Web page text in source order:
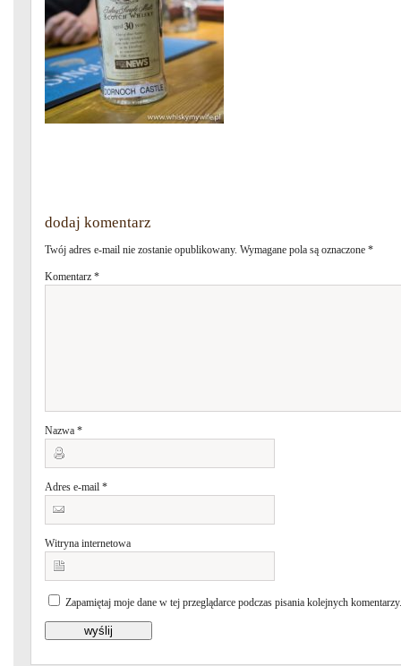
dodaj komentarz
Twój adres e-mail nie zostanie opublikowany. Wymagane pola są oznaczone *
Komentarz *
Nazwa *
Adres e-mail *
Witryna internetowa
Zapamiętaj moje dane w tej przeglądarce podczas pisania kolejnych komentarzy.